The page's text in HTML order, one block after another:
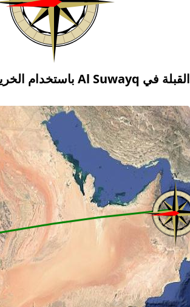
القبلة في Al Suwayq باستخدام الخريطة